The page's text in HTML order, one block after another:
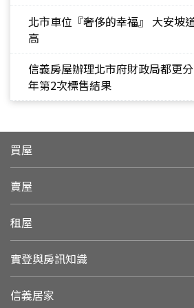
北市車位『奢侈的幸福』 大安坡
高
信義房屋辦理北市府財政局都更
年第2次標售結果
買屋
賣屋
租屋
實登與房訊知識
信義居家